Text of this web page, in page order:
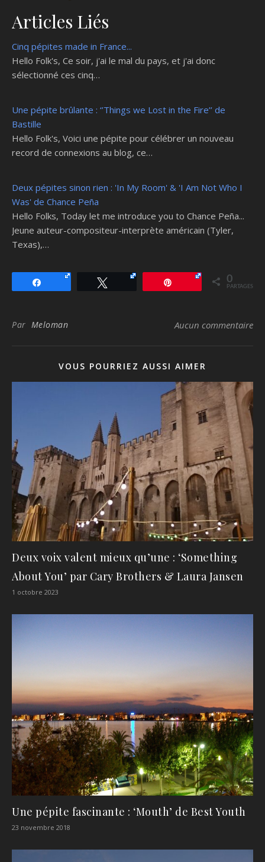
Articles Liés
Cinq pépites made in France...
Hello Folk's, Ce soir, j'ai le mal du pays, et j'ai donc
sélectionné ces cinq…
Une pépite brûlante : ‘’Things we Lost in the Fire’’ de
Bastille
Hello Folk's, Voici une pépite pour célébrer un nouveau
record de connexions au blog, ce…
Deux pépites sinon rien : 'In My Room' & 'I Am Not Who I
Was' de Chance Peña
Hello Folks, Today let me introduce you to Chance Peña...
Jeune auteur-compositeur-interprète américain (Tyler,
Texas),…
0
PARTAGES
Par Meloman Aucun commentaire
VOUS POURRIEZ AUSSI AIMER
Deux voix valent mieux qu’une : ‘Something
About You’ par Cary Brothers & Laura Jansen
1 octobre 2023
Une pépite fascinante : ‘Mouth’ de Best Youth
23 novembre 2018